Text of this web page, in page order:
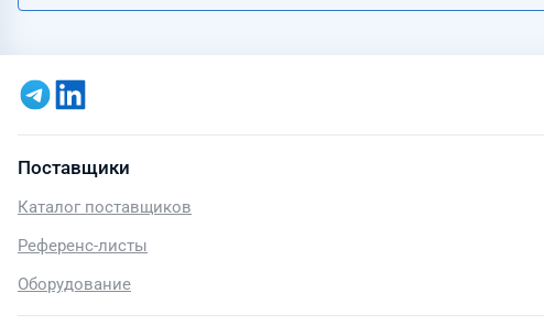
Поставщики
Каталог поставщиков
Референс-листы
Оборудование